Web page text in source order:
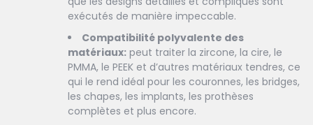
exécutés de manière impeccable.
Compatibilité polyvalente des
matériaux: peut traiter la zircone, la cire, le
PMMA, le PEEK et d’autres matériaux tendres, ce
qui le rend idéal pour les couronnes, les bridges,
les chapes, les implants, les prothèses
complètes et plus encore.